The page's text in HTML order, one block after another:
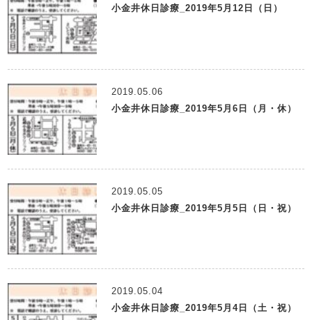
小金井休日診療_2019年5月12日（日）
2019.05.06
小金井休日診療_2019年5月6日（月・休）
2019.05.05
小金井休日診療_2019年5月5日（日・祝）
2019.05.04
小金井休日診療_2019年5月4日（土・祝）